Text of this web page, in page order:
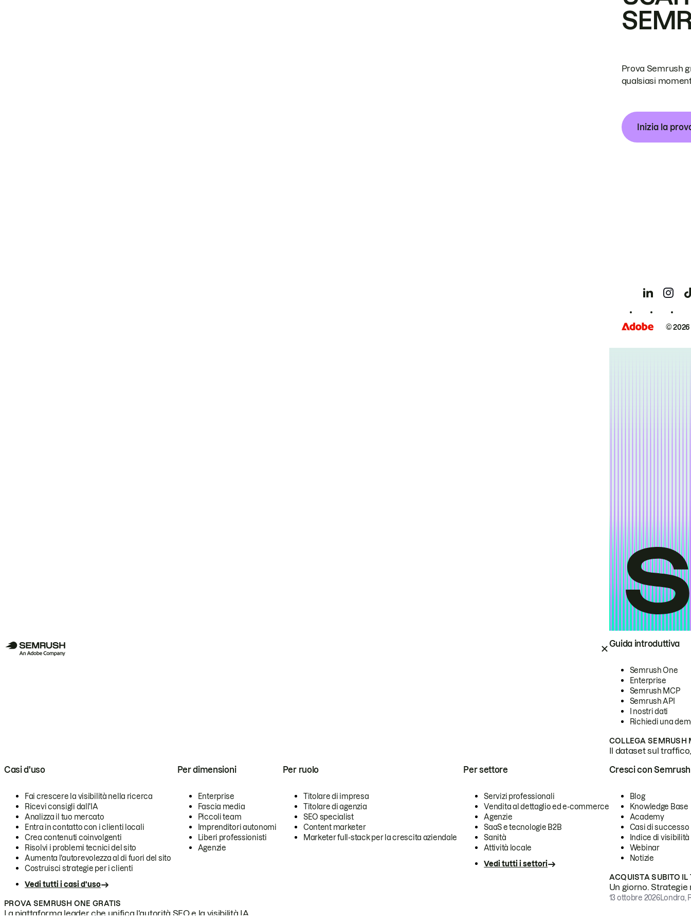
Guida introduttiva
Semrush One
Enterprise
Semrush MCP
Semrush API
I nostri dati
Richiedi una
COLLEGA SEMRUSH
Il dataset sul
Casi d'uso
Fai crescere la visibilità nella ricerca
Ricevi consigli dall'IA
Analizza il tuo mercato
Entra in contatto con i clienti locali
Crea contenuti coinvolgenti
Risolvi i problemi tecnici del sito
Aumenta l'autorevolezza al di fuori del sito
Costruisci strategie per i clienti
Vedi tutti i casi d'uso
Per dimensioni
Enterprise
Fascia media
Piccoli team
Imprenditori autonomi
Liberi professionisti
Agenzie
Per ruolo
Titolare di impresa
Titolare di agenzia
SEO specialist
Content marketer
Marketer full-stack per la crescita aziendale
Per settore
Servizi professionali
Vendita al dettaglio ed e-commerce
Agenzie
SaaS e tecnologie B2B
Sanità
Attività locale
Vedi tutti i settori
PROVA SEMRUSH ONE GRATIS
La piattaforma leader che unifica l'autorità SEO e la visibilità IA.
Cresci con Semrush
Blog
Knowledge Base
Academy
Casi di successo
Indice di visibilità
Webinar
Notizie
ACQUISTA SUBITO IL
Un giorno.
13 ottobre 2026Londra,
Prova Semrush
qualsiasi
Inizia la
©